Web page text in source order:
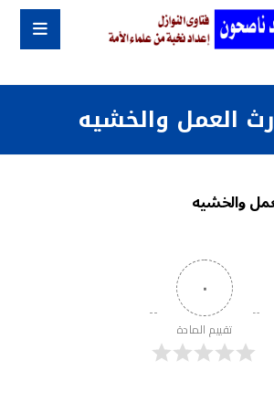
العمل والخشيه
٠
تقييم المادة